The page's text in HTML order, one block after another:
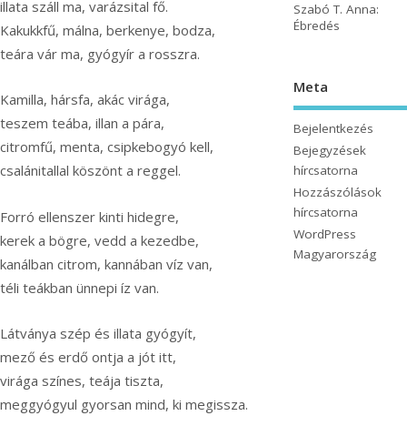
illata száll ma, varázsital fő.
Kakukkfű, málna, berkenye, bodza,
teára vár ma, gyógyír a rosszra.
Kamilla, hársfa, akác virága,
teszem teába, illan a pára,
citromfű, menta, csipkebogyó kell,
csalánitallal köszönt a reggel.
Forró ellenszer kinti hidegre,
kerek a bögre, vedd a kezedbe,
kanálban citrom, kannában víz van,
téli teákban ünnepi íz van.
Látványa szép és illata gyógyít,
mező és erdő ontja a jót itt,
virága színes, teája tiszta,
meggyógyul gyorsan mind, ki megissza.
Szabó T. Anna:
Ébredés
Meta
Bejelentkezés
Bejegyzések
hírcsatorna
Hozzászólások
hírcsatorna
WordPress
Magyarország